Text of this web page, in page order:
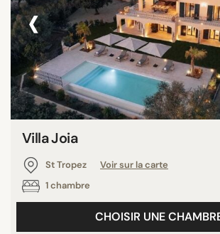
‹
Villa Joia
St Tropez
Voir sur la carte
1 chambre
CHOISIR UNE